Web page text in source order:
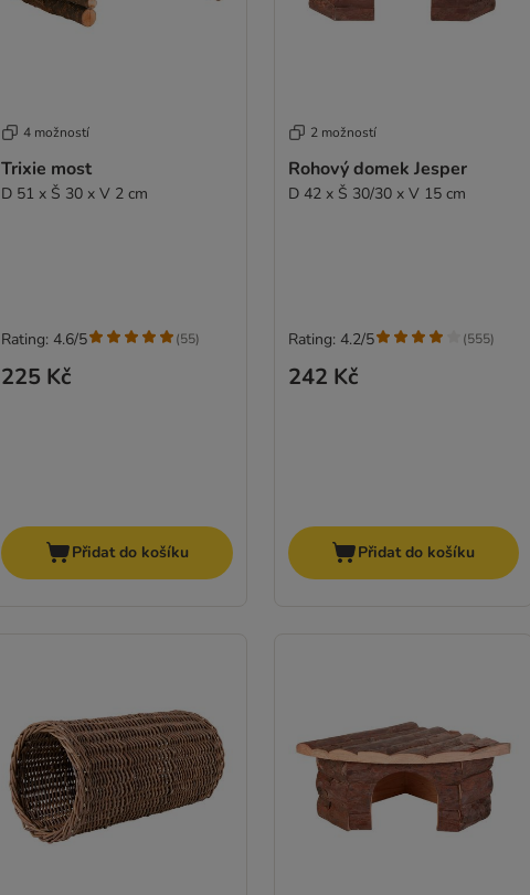
4 možností
Trixie most
D 51 x Š 30 x V 2 cm
225 Kč
Rating: 4.6/5 (55)
Přidat do košíku
2 možností
Rohový domek Jesper
D 42 x Š 30/30 x V 15 cm
242 Kč
Rating: 4.2/5 (555)
Přidat do košíku